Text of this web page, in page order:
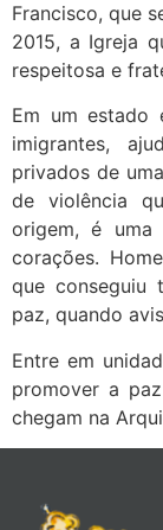
Francisco, que
2015, a Igreja
respeitosa e
Em um estado
imigrantes,
privados de
de violência
origem, é
corações.
que conseguiu
paz, quando
Entre em
promover a
chegam na